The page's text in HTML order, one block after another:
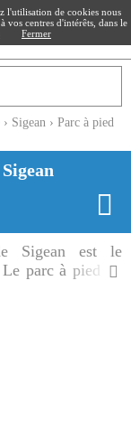
› Sigean › Parc à pied
Sigean est le
parc à pied de
l'utilisation de cookies nous
vos centres d'intérêts, dans le
Fermer